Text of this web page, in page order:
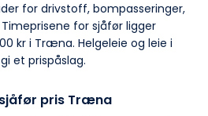
for drivstoff, bompasseringer,
for sjåfør ligger
kr i Træna. Helgeleie og leie i
et prispåslag.
pris Træna